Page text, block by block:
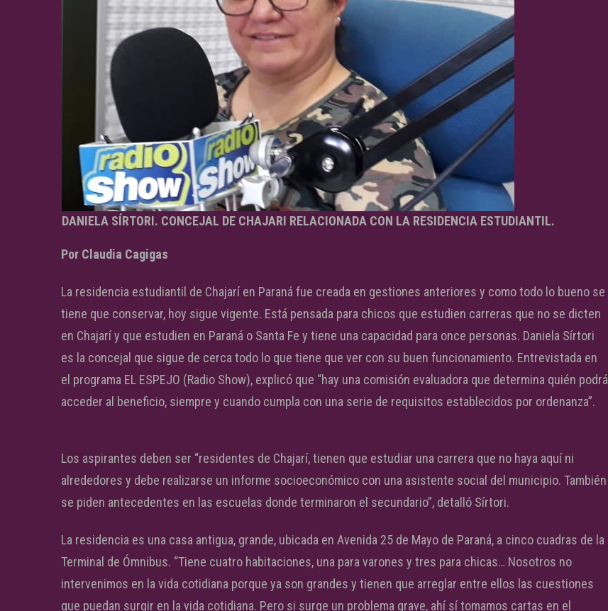
DANIELA SÍRTORI. CONCEJAL DE CHAJARI RELACIONADA CON LA RESIDENCIA ESTUDIANTIL.
Por Claudia Cagigas
La residencia estudiantil de Chajarí en Paraná fue creada en gestiones anteriores y como todo lo bueno se
tiene que conservar, hoy sigue vigente. Está pensada para chicos que estudien carreras que no se dicten
en Chajarí y que estudien en Paraná o Santa Fe y tiene una capacidad para once personas. Daniela Sírtori
es la concejal que sigue de cerca todo lo que tiene que ver con su buen funcionamiento. Entrevistada en
el programa EL ESPEJO (Radio Show), explicó que “hay una comisión evaluadora que determina quién podrá
acceder al beneficio, siempre y cuando cumpla con una serie de requisitos establecidos por ordenanza”.
Los aspirantes deben ser “residentes de Chajarí, tienen que estudiar una carrera que no haya aquí ni
alrededores y debe realizarse un informe socioeconómico con una asistente social del municipio. También
se piden antecedentes en las escuelas donde terminaron el secundario”, detalló Sírtori.
La residencia es una casa antigua, grande, ubicada en Avenida 25 de Mayo de Paraná, a cinco cuadras de la
Terminal de Ómnibus. “Tiene cuatro habitaciones, una para varones y tres para chicas… Nosotros no
intervenimos en la vida cotidiana porque ya son grandes y tienen que arreglar entre ellos las cuestiones
que puedan surgir en la vida cotidiana. Pero si surge un problema grave, ahí sí tomamos cartas en el